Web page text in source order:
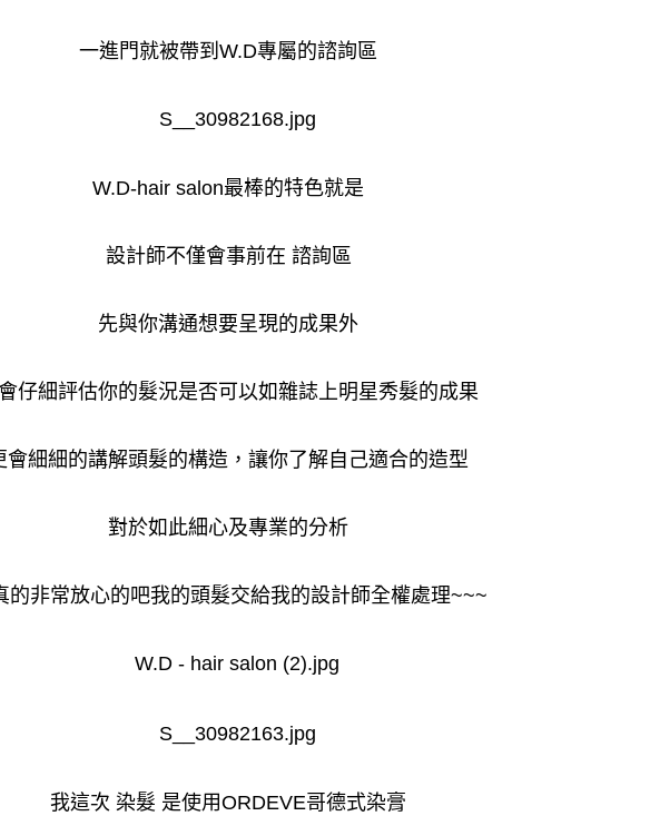
一進門就被帶到W.D專屬的諮詢區
W.D-hair salon最棒的特色就是
設計師不僅會事前在 諮詢區
先與你溝通想要呈現的成果外
仔細評估你的髮況是否可以如雜誌上明星秀髮的成果
會細細的講解頭髮的構造，讓你了解自己適合的造型
對於如此細心及專業的分析
的非常放心的吧我的頭髮交給我的設計師全權處理~~~
我這次 染髮 是使用ORDEVE哥德式染膏